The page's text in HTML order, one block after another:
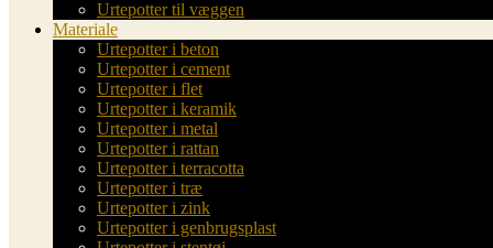
Urtepotter til væggen
Materiale
Urtepotter i beton
Urtepotter i cement
Urtepotter i flet
Urtepotter i keramik
Urtepotter i metal
Urtepotter i rattan
Urtepotter i terracotta
Urtepotter i træ
Urtepotter i zink
Urtepotter i genbrugsplast